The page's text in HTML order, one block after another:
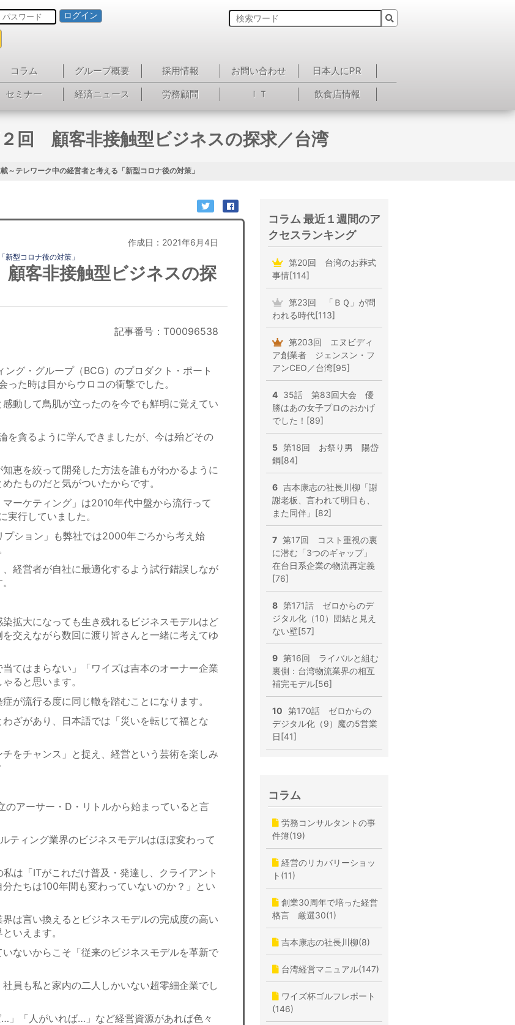
ログイン
コラム グループ概要 採用情報 お問い合わせ
日本人にPR
セミナー 経済ニュース 労務顧問 ＩＴ 飲食店情報
２回 顧客非接触型ビジネスの探求／台湾
～テレワーク中の経営者と考える「新型コロナ後の対策」
作成日：2021年6月4日
型コロナ後の対策」
顧客非接触型ビジネスの探
記事番号：T00096538
グ・グループ（BCG）のプロダクト・ポート
た時は目からウロコの衝撃でした。
動して鳥肌が立ったのを今でも鮮明に覚えてい
貪るように学んできましたが、今は殆どその
恵を絞って開発した方法を誰もがわかるように
たものだと気がついたからです。
ーケティング」は2010年代中盤から流行って
行していました。
ション」も弊社では2000年ごろから考え始
経営者が自社に最適化するよう試行錯誤しなが
拡大になっても生き残れるビジネスモデルはど
交えながら数回に渡り皆さんと一緒に考えてゆ
てはまらない」「ワイズは吉本のオーナー企業
ると思います。
が流行る度に同じ轍を踏むことになります。
ざがあり、日本語では「災いを転じて福とな
をチャンス」と捉え、経営という芸術を楽しみ
アーサー・D・リトルから始まっていると言
ティング業界のビジネスモデルはほぼ変わって
は「ITがこれだけ普及・発達し、クライアント
たちは100年間も変わっていないのか？」とい
は言い換えるとビジネスモデルの完成度の高い
いえます。
ないからこそ「従来のビジネスモデルを革新で
員も私と家内の二人しかいない超零細企業でし
「人がいれば…」など経営資源があれば色々
コラム 最近１週間のア
クセスランキング
第20回 台湾のお葬式
事情[114]
第23回 「ＢＱ」が問
われる時代[113]
第203回 エヌビディ
ア創業者 ジェンスン・フ
アンCEO／台湾[95]
4 35話 第83回大会 優
勝はあの女子プロのおかげ
でした！[89]
5 第18回 お祭り男 陽岱
鋼[84]
6 吉本康志の社長川柳「謝
謝老板、言われて明日も、
また同伴」[82]
7 第17回 コスト重視の裏
に潜む「3つのギャップ」
在台日系企業の物流再定義
[76]
8 第171話 ゼロからのデ
ジタル化（10）団結と見え
ない壁[57]
9 第16回 ライバルと組む
裏側：台湾物流業界の相互
補完モデル[56]
10 第170話 ゼロからの
デジタル化（9）魔の5営業
日[41]
コラム
労務コンサルタントの事
件簿(19)
経営のリカバリーショッ
ト(11)
創業30周年で培った経営
格言 厳選30(1)
吉本康志の社長川柳(8)
台湾経営マニュアル(147)
ワイズ杯ゴルフレポート
(146)